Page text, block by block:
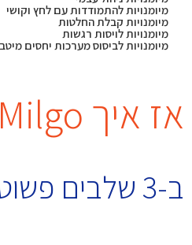
מיומנויות להתמודדות עם לחץ וקושי
מיומנויות קבלת החלטות
מיומנויות לויסות רגשות
מיומנויות לביסוס מערכות יחסים
אז איך SEL by Milgo עובד?
ב-3 שלבים פשוטים